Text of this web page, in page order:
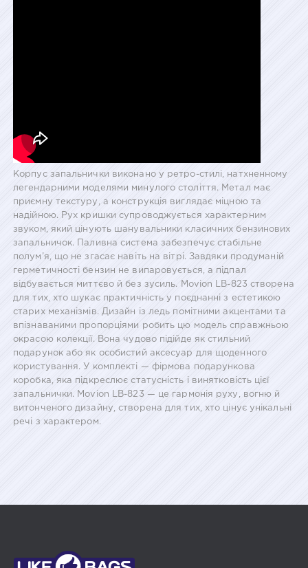
Корпус запальнички виконано у ретро-стилі, натхненному
легендарними моделями минулого століття. Метал має
приємну текстуру, а конструкція виглядає міцною та
надійною. Рух кришки супроводжується характерним
звуком, який цінують шанувальники класичних бензинових
запальничок. Паливна система забезпечує стабільне
полум’я, що не згасає навіть на вітрі. Завдяки продуманій
герметичності бензин не випаровується, а підпал
відбувається миттєво й без зусиль. Movion LB-823 створена
для тих, хто шукає практичність у поєднанні з естетикою
старих механізмів. Дизайн із ледь помітними акцентами та
впізнаваними пропорціями робить цю модель справжньою
окрасою колекції. Вона чудово підійде як стильний
подарунок або як особистий аксесуар для щоденного
користування. У комплекті — фірмова подарункова
коробка, яка підкреслює статусність і винятковість цієї
запальнички. Movion LB-823 — це гармонія руху, вогню й
витонченого дизайну, створена для тих, хто цінує унікальні
речі з характером.